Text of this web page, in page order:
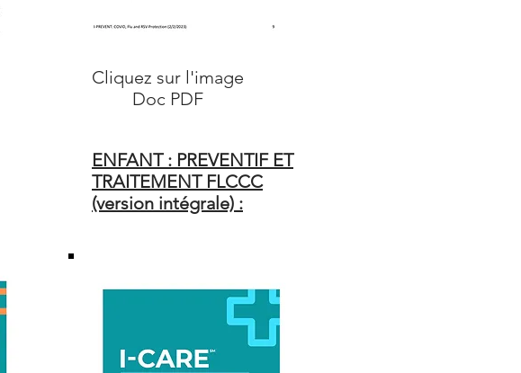
Cliquez sur l'image
Doc PDF
ENFANT : PREVENTIF ET
TRAITEMENT FLCCC
(version intégrale) :